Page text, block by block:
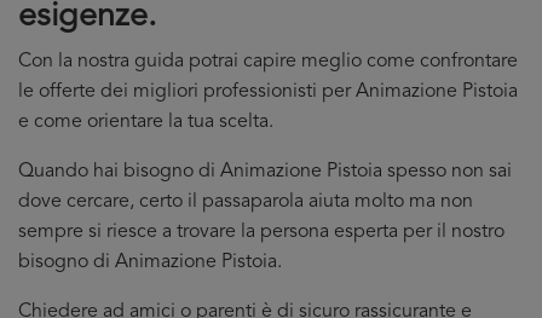
esigenze.
Con la nostra guida potrai capire meglio come confrontare
le offerte dei migliori professionisti per Animazione Pistoia
e come orientare la tua scelta.
Quando hai bisogno di Animazione Pistoia spesso non sai
dove cercare, certo il passaparola aiuta molto ma non
sempre si riesce a trovare la persona esperta per il nostro
bisogno di Animazione Pistoia.
Chiedere ad amici o parenti è di sicuro rassicurante e